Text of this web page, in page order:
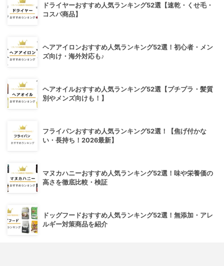
ドライヤーおすすめ人気ランキング52選【速乾・くせ毛・
コスパ商品】
ヘアアイロンおすすめ人気ランキング52選！初心者・メン
ズ向け・海外対応も♪
ヘアオイルおすすめ人気ランキング52選【プチプラ・髪質
別やメンズ向けも！】
フライパンおすすめ人気ランキング52選！【焦げ付かな
い・長持ち！2026最新】
マヌカハニーおすすめ人気ランキング52選！味や栄養価の
高さを徹底比較・検証
ドッグフードおすすめ人気ランキング52選！無添加・アレ
ルギー対策商品を紹介